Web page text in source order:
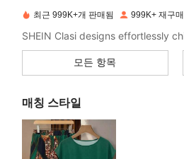
4.91 10K
4.91
4.91 10K
최근 999K+개 판매됨 999K+ 재구매
모든 항목
매칭 스타일